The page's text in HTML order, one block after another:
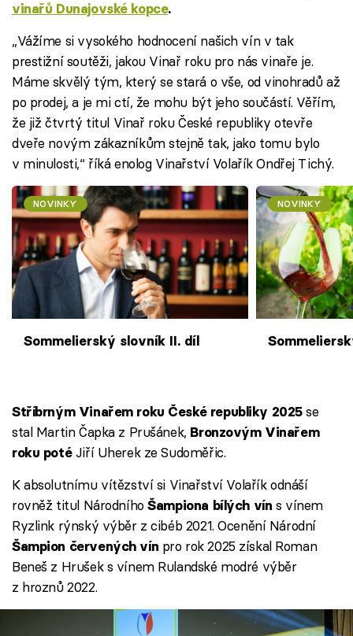
vinařů Dunajovské kopce.
„Vážíme si vysokého hodnocení našich vín v tak
prestižní soutěži, jakou Vinař roku pro nás vinaře je.
Máme skvělý tým, který se stará o vše, od vinohradů až
po prodej, a je mi ctí, že mohu být jeho součástí. Věřím,
že již čtvrtý titul Vinař roku České republiky otevře
dveře novým zákazníkům stejně tak, jako tomu bylo
v minulosti,“ říká enolog Vinařství Volařík Ondřej Tichý.
NOVINKY
Sommelierský slovník II. díl
NOVINKY
Stříbrným Vinařem roku České republiky 2025se
stal Martin Čapka z Prušánek, Bronzovým Vinařem
roku potéJiří Uherek ze Sudoměřic.
K absolutnímu vítězství si Vinařství Volařík odnáší
rovněž titul NárodníhoŠampiona bílých vín s vínem
Ryzlink rýnský výběr z cibéb 2021. Ocenění Národní
Šampion červených vín pro rok 2025 získal Roman
Beneš z Hrušek s vínem Rulandské modré výběr
z hroznů 2022.